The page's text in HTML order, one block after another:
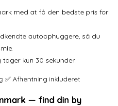
med at få den bedste pris for
autoophuggere, så du
kun 30 sekunder.
✅ Afhentning inkluderet
— find din by